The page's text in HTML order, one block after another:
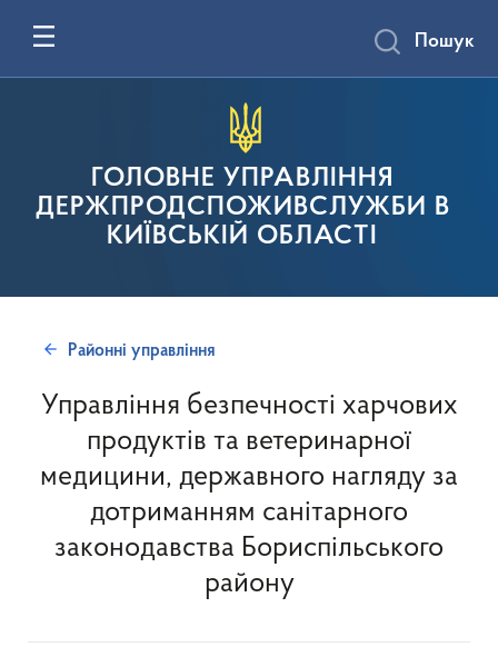
ГОЛОВНЕ УПРАВЛІННЯ
ДЕРЖПРОДСПОЖИВСЛУЖБИ В
КИЇВСЬКІЙ ОБЛАСТІ
Пошук
Районні управління
Управління безпечності харчових
продуктів та ветеринарної
медицини, державного нагляду за
дотриманням санітарного
законодавства Бориспільського
району